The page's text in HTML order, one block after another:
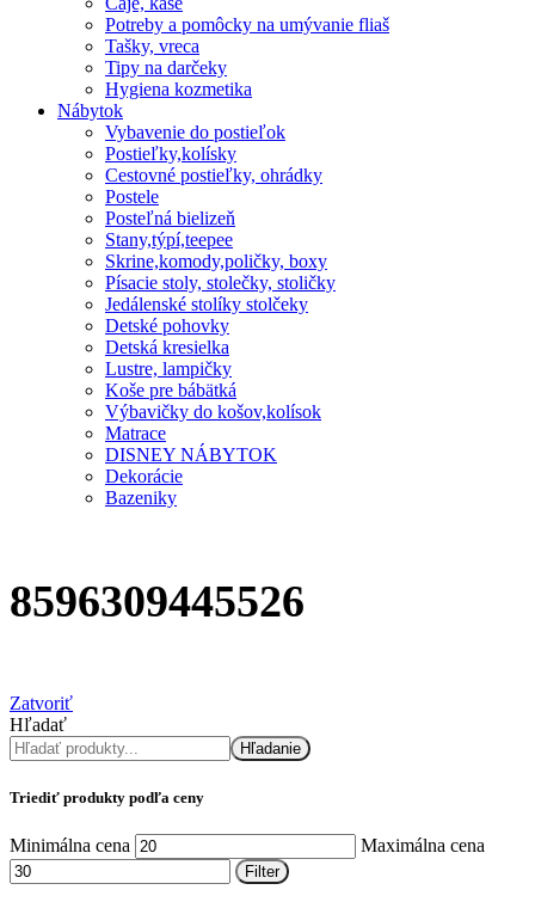
Potreby a pomôcky na umývanie fliaš
Tašky, vreca
Tipy na darčeky
Hygiena kozmetika
Nábytok
Vybavenie do postieľok
Postieľky,kolísky
Cestovné postieľky, ohrádky
Postele
Posteľná bielizeň
Stany,týpí,teepee
Skrine,komody,poličky, boxy
Písacie stoly, stolečky, stoličky
Jedálenské stolíky stolčeky
Detské pohovky
Detská kresielka
Lustre, lampičky
Koše pre bábätká
Výbavičky do košov,kolísok
Matrace
DISNEY NÁBYTOK
Dekorácie
Bazeniky
8596309445526
Zatvoriť
Hľadať
Hľadanie
Triediť produkty podľa ceny
Minimálna cena Maximálna cena
Filter